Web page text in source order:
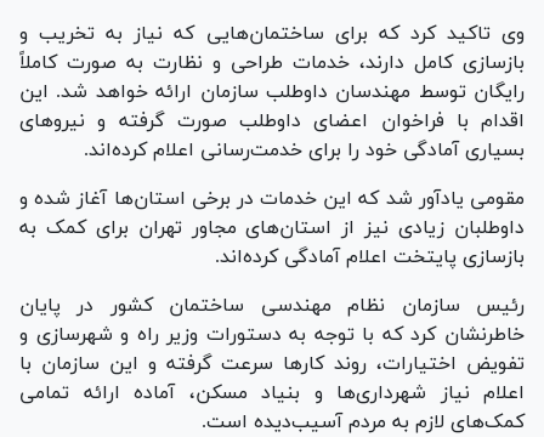
وی تاکید کرد که برای ساختمان‌هایی که نیاز به تخریب و
بازسازی کامل دارند، خدمات طراحی و نظارت به صورت کاملاً
رایگان توسط مهندسان داوطلب سازمان ارائه خواهد شد. این
اقدام با فراخوان اعضای داوطلب صورت گرفته و نیرو‌های
بسیاری آمادگی خود را برای خدمت‌رسانی اعلام کرده‌اند.
مقومی یادآور شد که این خدمات در برخی استان‌ها آغاز شده و
داوطلبان زیادی نیز از استان‌های مجاور تهران برای کمک به
بازسازی پایتخت اعلام آمادگی کرده‌اند.
رئیس سازمان نظام مهندسی ساختمان کشور در پایان
خاطرنشان کرد که با توجه به دستورات وزیر راه و شهرسازی و
تفویض اختیارات، روند کار‌ها سرعت گرفته و این سازمان با
اعلام نیاز شهرداری‌ها و بنیاد مسکن، آماده ارائه تمامی
کمک‌های لازم به مردم آسیب‌دیده است.